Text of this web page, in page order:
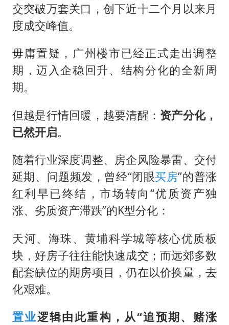
交突破万套关口，创下近十二个月以来月
度成交峰值。
毋庸置疑，广州楼市已经正式走出调整
期，迈入企稳回升、结构分化的全新周
期。
但越是行情回暖，越要清醒： 资产分化，
已然开启。
随着行业深度调整、房企风险暴雷、交付
延期、问题频发，曾经“闭眼买房”的普涨
红利早已终结，市场转向“优质资产独
涨、劣质资产滞跌”的K型分化：
天河、海珠、黄埔科学城等核心优质板
块，好房子往往能快速成交；而远郊多数
配套缺位的期房项目，仍在以价换量，去
化艰难。
置业逻辑由此重构，从“追预期、赌涨